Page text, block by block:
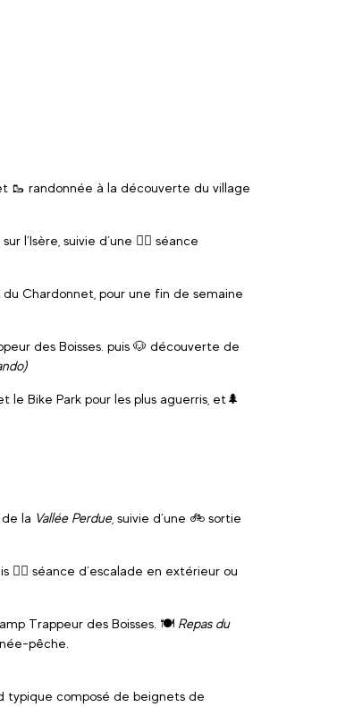
🥾 randonnée à la découverte du village
l’Isère, suivie d’une 🧗‍♀️ séance
Chardonnet, pour une fin de semaine
des Boisses. puis 🐶 découverte de
le Bike Park pour les plus aguerris, et🌲
la Vallée Perdue, suivie d’une 🚲 sortie
🧗‍♀️ séance d’escalade en extérieur ou
Trappeur des Boisses. 🍽️ Repas du
pêche.
typique composé de beignets de